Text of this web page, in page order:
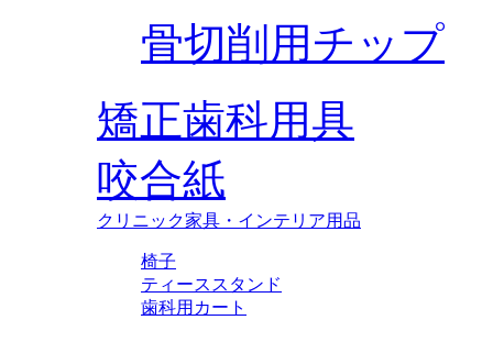
骨切削用チップ
矯正歯科用具
咬合紙
クリニック家具・インテリア用品
椅子
ティーススタンド
歯科用カート